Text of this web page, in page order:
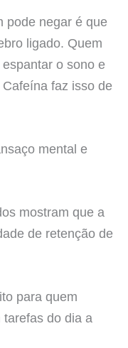
pode negar é que
ligado. Quem
o sono e
faz isso de
mental e
mostram que a
de retenção de
para quem
do dia a